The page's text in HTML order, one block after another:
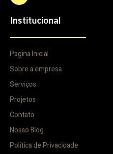
Institucional
Pagina Inicial
Sobre a empresa
Serviços
Projetos
Contato
Nosso Blog
Politica de Privacidade